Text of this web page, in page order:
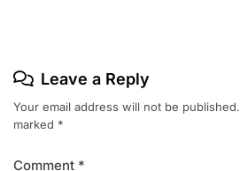
Leave a Reply
Your email address will not be published.
marked *
Comment *